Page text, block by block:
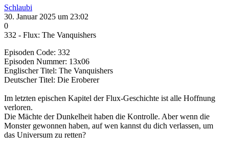
Schlaubi
30. Januar 2025 um 23:02
0
332 - Flux: The Vanquishers
Episoden Code: 332
Episoden Nummer: 13x06
Englischer Titel: The Vanquishers
Deutscher Titel: Die Eroberer
Im letzten epischen Kapitel der Flux-Geschichte ist alle Hoffnung
verloren.
Die Mächte der Dunkelheit haben die Kontrolle. Aber wenn die
Monster gewonnen haben, auf wen kannst du dich verlassen, um
das Universum zu retten?